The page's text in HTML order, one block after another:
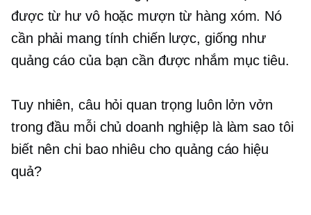
được từ hư vô hoặc mượn từ hàng xóm. Nó
cần phải mang tính chiến lược, giống như
quảng cáo của bạn cần được nhắm mục tiêu.
Tuy nhiên, câu hỏi quan trọng luôn lởn vởn
trong đầu mỗi chủ doanh nghiệp là làm sao tôi
biết nên chi bao nhiêu cho quảng cáo hiệu
quả?